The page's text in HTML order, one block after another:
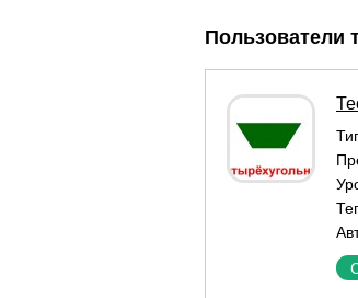
Пользователи